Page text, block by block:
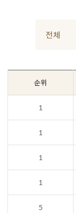
전체
순위
1
1
1
1
5